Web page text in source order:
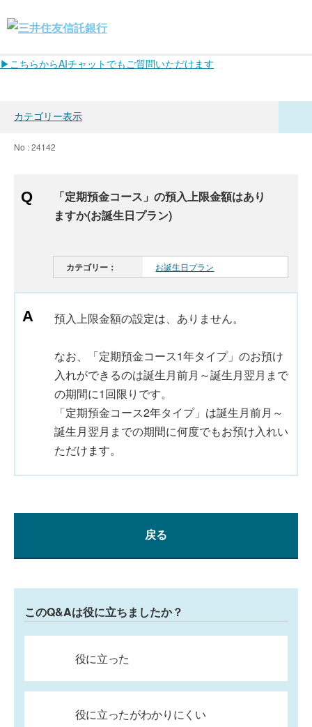
▶こちらからAIチャットでもご質問いただけます
カテゴリー表示
No : 24142
「定期預金コース」の預入上限金額はあり
ますか(お誕生日プラン)
カテゴリー： お誕生日プラン
預入上限金額の設定は、ありません。
なお、「定期預金コース1年タイプ」のお預け
入れができるのは誕生月前月～誕生月翌月まで
の期間に1回限りです。
「定期預金コース2年タイプ」は誕生月前月～
誕生月翌月までの期間に何度でもお預け入れい
ただけます。
戻る
このQ&Aは役に立ちましたか？
役に立った
役に立ったがわかりにくい